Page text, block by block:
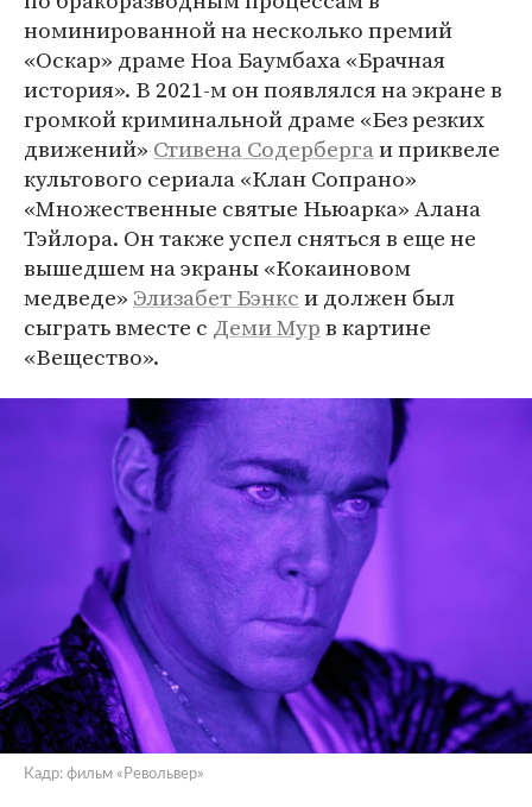
номинированной на несколько премий
«Оскар» драме Ноа Баумбаха «Брачная
история». В 2021-м он появлялся на экране в
громкой криминальной драме «Без резких
движений» Стивена Содербергаи приквеле
культового сериала «Клан Сопрано»
«Множественные святые Ньюарка» Алана
Тэйлора. Он также успел сняться в еще не
вышедшем на экраны «Кокаиновом
медведе» Элизабет Бэнкси должен был
сыграть вместе с Деми Мурв картине
«Вещество».
Кадр: фильм «Револьвер»